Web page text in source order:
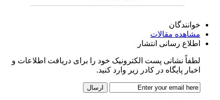
خوانندگان
مشاهده مقالات
اطلاع رسانی انتشار
لطفاً نشانی پست الکترونیک خود را برای دریافت اطلاعات و
اخبار پایگاه در کادر زیر وارد کنید.